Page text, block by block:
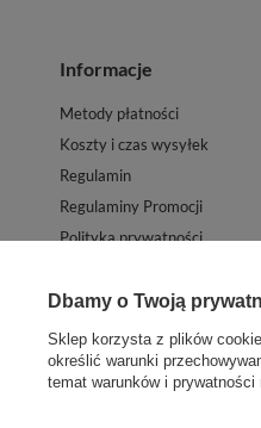
Informacje
Metody płatności
Koszty i czas wysyłek
Regulamin
Regulaminy Promocji
Polityka prywatności
Newsletter
W sklepie prezentujemy ceny brutto (z
Dbamy o Twoją
Sklep korzysta z plików
określić warunki
temat warunków i